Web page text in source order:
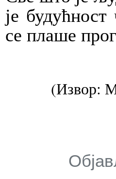
је
се плаше
(Извор: